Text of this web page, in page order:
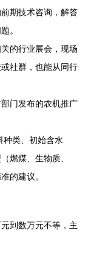
期技术咨询，解答
。
的行业展会，现场
社群，也能从同行
门发布的农机推广
种类、初始含水
燃煤、生物质、
的建议。
到数万元不等，主